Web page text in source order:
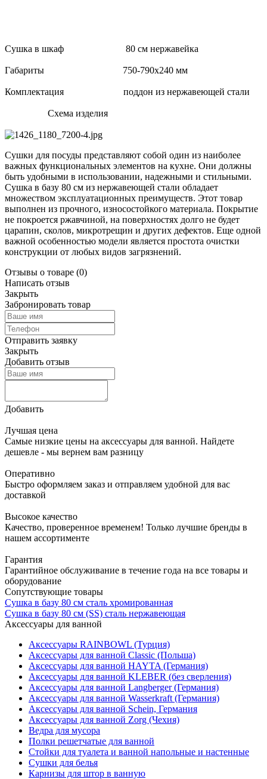
Сушка в шкаф 80 см нержавейка
Габариты 750-790х240 мм
Комплектация поддон из нержавеющей стали
Схема изделия
Сушки для посуды представляют собой один из наиболее
важных функциональных элементов на кухне. Они должны
быть удобными в использовании, надежными и стильными.
Сушка в базу 80 см из нержавеющей стали обладает
множеством эксплуатационных преимуществ. Этот товар
выполнен из прочного, износостойкого материала. Покрытие
не покроется ржавчиной, на поверхностях долго не будет
царапин, сколов, микротрещин и других дефектов. Еще одной
важной особенностью модели является простота очистки
конструкции от любых видов загрязнений.
Отзывы о товаре (0)
Написать отзыв
Закрыть
Забронировать товар
Отправить заявку
Закрыть
Добавить отзыв
Добавить
Лучшая цена
Самые низкие цены на аксессуары для ванной. Найдете
дешевле - мы вернем вам разницу
Оперативно
Быстро оформляем заказ и отправляем удобной для вас
доставкой
Высокое качество
Качество, проверенное временем! Только лучшие бренды в
нашем ассортименте
Гарантия
Гарантийное обслуживание в течение года на все товары и
оборудование
Сопутствующие товары
Сушка в базу 80 см сталь хромированная
Сушка в базу 80 см (SS) сталь нержавеющая
Аксессуары для ванной
Аксессуары RAINBOWL (Турция)
Аксессуары для ванной Classic (Польша)
Аксессуары для ванной HAYTA (Германия)
Аксессуары для ванной KLEBER (без сверления)
Аксессуары для ванной Langberger (Германия)
Аксессуары для ванной Wasserkraft (Германия)
Аксессуары для ванной Schein, Германия
Аксессуары для ванной Zorg (Чехия)
Ведра для мусора
Полки решетчатые для ванной
Стойки для туалета и ванной напольные и настенные
Сушки для белья
Карнизы для штор в ванную